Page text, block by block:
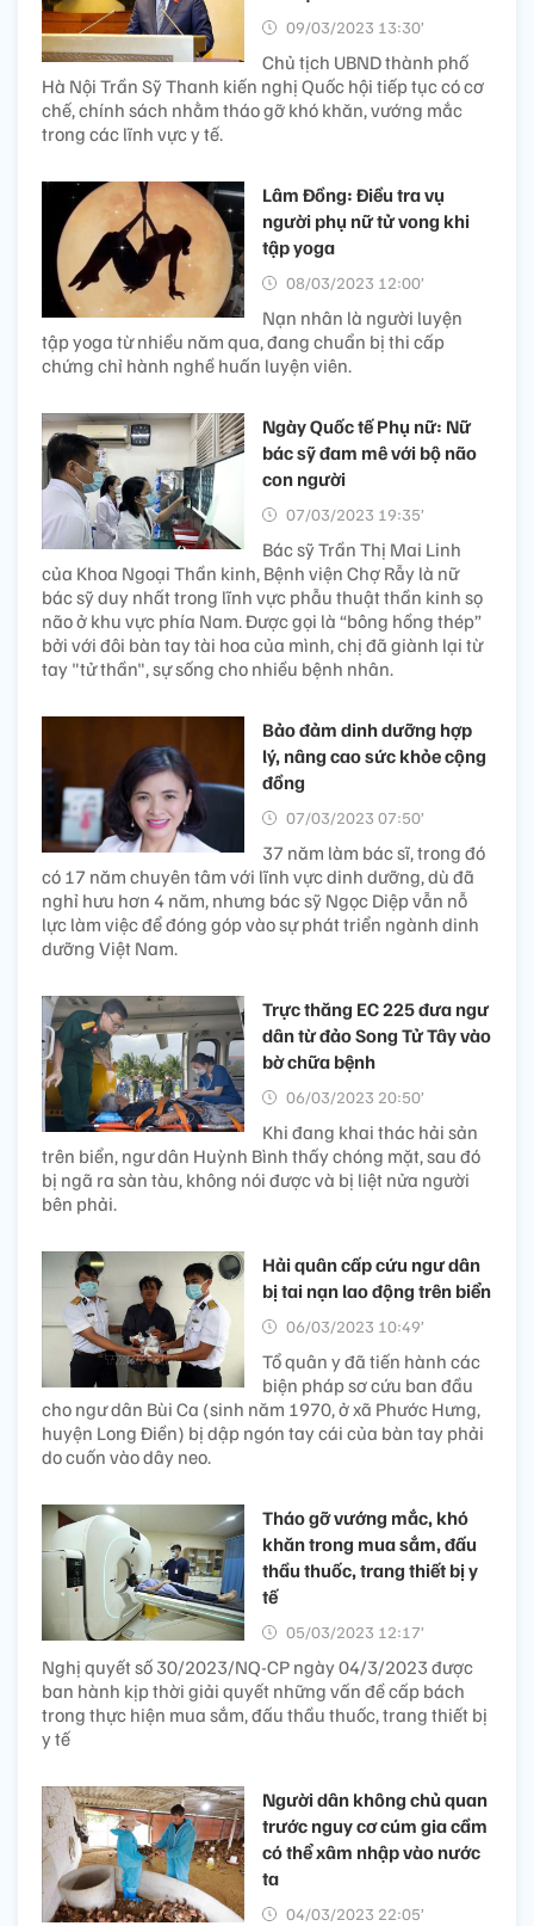
09/03/2023 13:30’
Chủ tịch UBND thành phố
Hà Nội Trần Sỹ Thanh kiến nghị Quốc hội tiếp tục có cơ
chế, chính sách nhằm tháo gỡ khó khăn, vướng mắc
trong các lĩnh vực y tế.
Lâm Đồng: Điều tra vụ
người phụ nữ tử vong khi
tập yoga
08/03/2023 12:00’
Nạn nhân là người luyện
tập yoga từ nhiều năm qua, đang chuẩn bị thi cấp
chứng chỉ hành nghề huấn luyện viên.
Ngày Quốc tế Phụ nữ: Nữ
bác sỹ đam mê với bộ não
con người
07/03/2023 19:35’
Bác sỹ Trần Thị Mai Linh
của Khoa Ngoại Thần kinh, Bệnh viện Chợ Rẫy là nữ
bác sỹ duy nhất trong lĩnh vực phẫu thuật thần kinh sọ
não ở khu vực phía Nam. Được gọi là “bông hồng thép”
bởi với đôi bàn tay tài hoa của mình, chị đã giành lại từ
tay "tử thần", sự sống cho nhiều bệnh nhân.
Bảo đảm dinh dưỡng hợp
lý, nâng cao sức khỏe cộng
đồng
07/03/2023 07:50’
37 năm làm bác sĩ, trong đó
có 17 năm chuyên tâm với lĩnh vực dinh dưỡng, dù đã
nghỉ hưu hơn 4 năm, nhưng bác sỹ Ngọc Diệp vẫn nỗ
lực làm việc để đóng góp vào sự phát triển ngành dinh
dưỡng Việt Nam.
Trực thăng EC 225 đưa ngư
dân từ đảo Song Tử Tây vào
bờ chữa bệnh
06/03/2023 20:50’
Khi đang khai thác hải sản
trên biển, ngư dân Huỳnh Bình thấy chóng mặt, sau đó
bị ngã ra sàn tàu, không nói được và bị liệt nửa người
bên phải.
Hải quân cấp cứu ngư dân
bị tai nạn lao động trên biển
06/03/2023 10:49’
Tổ quân y đã tiến hành các
biện pháp sơ cứu ban đầu
cho ngư dân Bùi Ca (sinh năm 1970, ở xã Phước Hưng,
huyện Long Điền) bị dập ngón tay cái của bàn tay phải
do cuốn vào dây neo.
Tháo gỡ vướng mắc, khó
khăn trong mua sắm, đấu
thầu thuốc, trang thiết bị y
tế
05/03/2023 12:17’
Nghị quyết số 30/2023/NQ-CP ngày 04/3/2023 được
ban hành kịp thời giải quyết những vấn đề cấp bách
trong thực hiện mua sắm, đấu thầu thuốc, trang thiết bị
y tế
Người dân không chủ quan
trước nguy cơ cúm gia cầm
có thể xâm nhập vào nước
ta
04/03/2023 22:05’